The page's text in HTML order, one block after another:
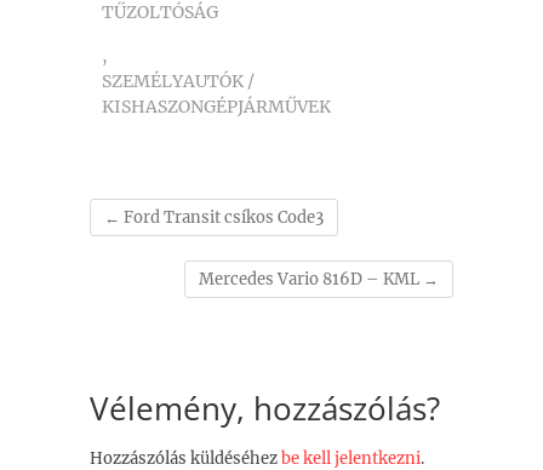
TŰZOLTÓSÁG
,
SZEMÉLYAUTÓK /
KISHASZONGÉPJÁRMŰVEK
← Ford Transit csíkos Code3
Mercedes Vario 816D – KML →
Vélemény, hozzászólás?
Hozzászólás küldéséhezbe kell jelentkezni.